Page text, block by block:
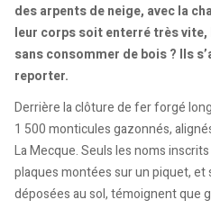
des arpents de neige, avec la
leur corps soit enterré très
sans consommer de bois ? Ils
reporter.
Derrière la clôture de fer forgé
1 500 monticules gazonnés,
La Mecque. Seuls les noms
plaques montées sur un piquet, et
déposées au sol, témoignent que